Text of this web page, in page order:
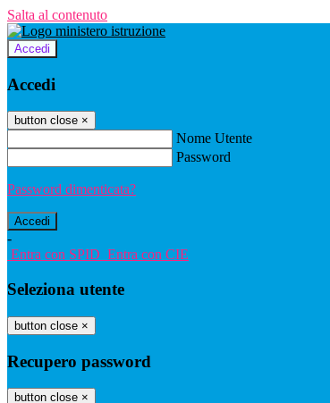
Salta al contenuto
Accedi
Accedi
button close ×
Nome Utente
Password
Password dimenticata?
-
Entra con SPID Entra con CIE
Seleziona utente
button close ×
Recupero password
button close ×